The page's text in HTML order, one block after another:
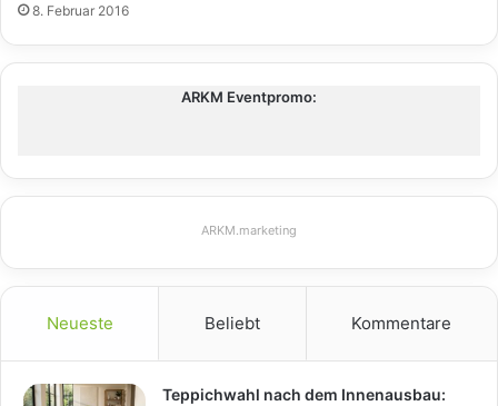
8. Februar 2016
ARKM Eventpromo:
ARKM.marketing
Neueste Beliebt Kommentare
Teppichwahl nach dem Innenausbau: